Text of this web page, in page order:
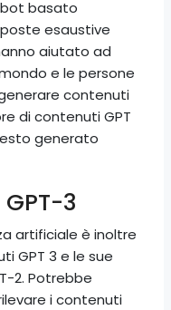
basato
esaustive
aiutato ad
e le persone
contenuti
di contenuti GPT
generato
3
artificiale è inoltre
GPT 3 e le sue
2. Potrebbe
i contenuti